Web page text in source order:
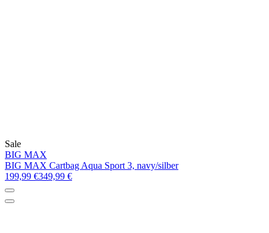
Sale
BIG MAX
BIG MAX Cartbag Aqua Sport 3, navy/silber
199,99 €349,99 €